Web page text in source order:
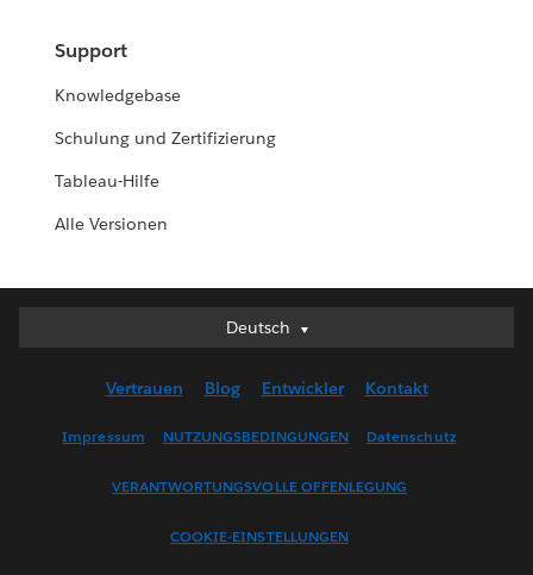
Support
Knowledgebase
Schulung und Zertifizierung
Tableau-Hilfe
Alle Versionen
Deutsch
Deutsch
English (US)
Français (France)
Vertrauen Blog Entwickler Kontakt
Impressum NUTZUNGSBEDINGUNGEN Datenschutz
VERANTWORTUNGSVOLLE OFFENLEGUNG
COOKIE-EINSTELLUNGEN